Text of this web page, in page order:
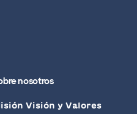
nosotros
Visión y Valores